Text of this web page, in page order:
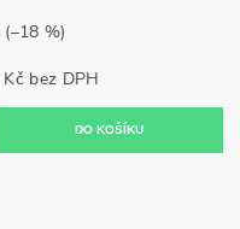
(–18 %)
38 834,71 Kč bez DPH